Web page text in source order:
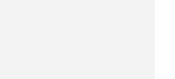
favoris